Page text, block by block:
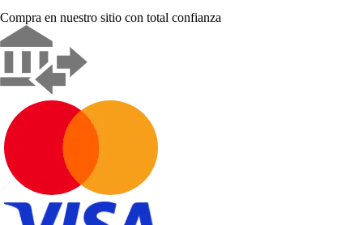
Compra en nuestro sitio con total confianza